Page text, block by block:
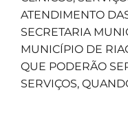
ATENDIMENTO
SECRETARIA
MUNICÍPIO DE
QUE PODERÃO
SERVIÇOS,